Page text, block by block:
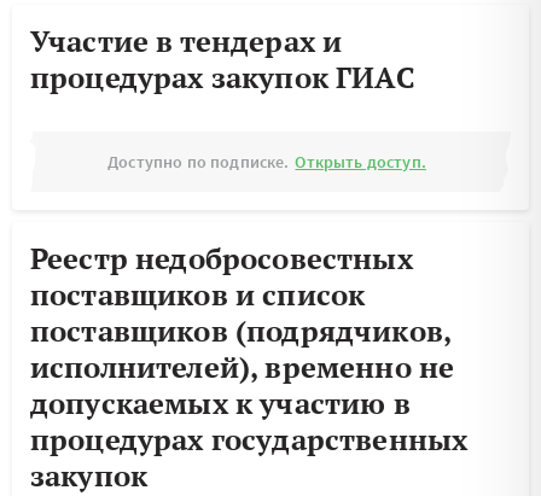
Участие в тендерах и
процедурах закупок ГИАС
Доступно по подписке. Открыть доступ.
Реестр недобросовестных
поставщиков и список
поставщиков (подрядчиков,
исполнителей), временно не
допускаемых к участию в
процедурах государственных
закупок